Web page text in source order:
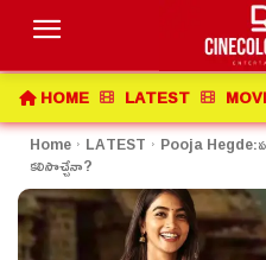
HOME LATEST
Home LATEST Pooja
కలిసొచ్చేనా?